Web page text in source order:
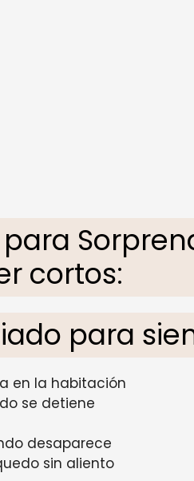
cortos:
para
en la habitación
se detiene
desaparece
sin aliento